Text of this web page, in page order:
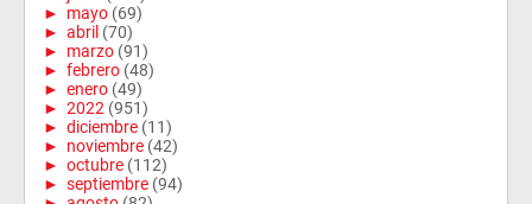
► mayo (69)
► abril (70)
► marzo (91)
► febrero (48)
► enero (49)
► 2022 (951)
► diciembre (11)
► noviembre (42)
► octubre (112)
► septiembre (94)